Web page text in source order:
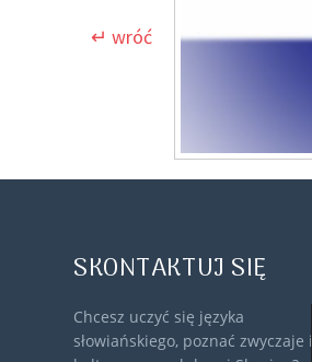
↵ wróć
SKONTAKTUJ SIĘ
Chcesz uczyć się języka
słowiańskiego, poznać zwyczaje i